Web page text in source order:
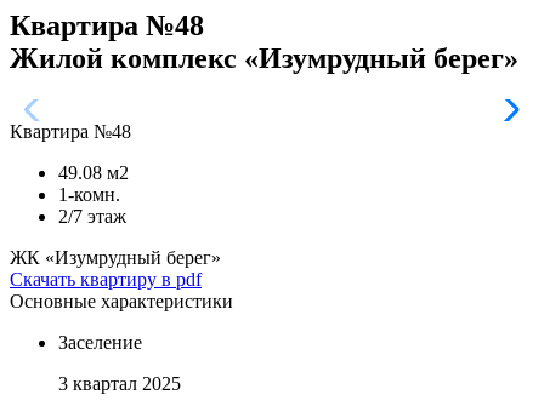
Квартира №48
Жилой комплекс «Изумрудный берег»
Квартира №48
49.08 м2
1-комн.
2/7 этаж
ЖК «Изумрудный берег»
Скачать квартиру в pdf
Основные характеристики
Заселение
3 квартал 2025